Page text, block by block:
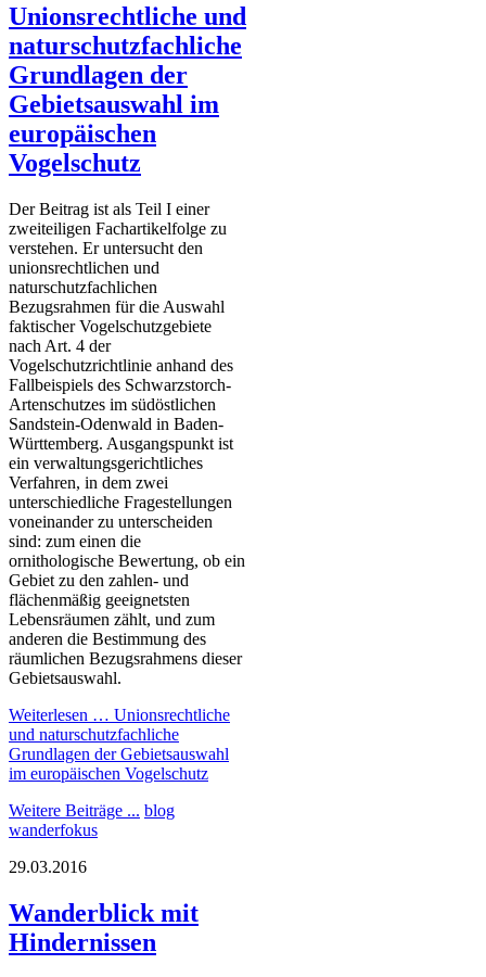
Unionsrechtliche und
naturschutzfachliche
Grundlagen der
Gebietsauswahl im
europäischen
Vogelschutz
Der Beitrag ist als Teil I einer
zweiteiligen Fachartikelfolge zu
verstehen. Er untersucht den
unionsrechtlichen und
naturschutzfachlichen
Bezugsrahmen für die Auswahl
faktischer Vogelschutzgebiete
nach Art. 4 der
Vogelschutzrichtlinie anhand des
Fallbeispiels des Schwarzstorch-
Artenschutzes im südöstlichen
Sandstein-Odenwald in Baden-
Württemberg. Ausgangspunkt ist
ein verwaltungsgerichtliches
Verfahren, in dem zwei
unterschiedliche Fragestellungen
voneinander zu unterscheiden
sind: zum einen die
ornithologische Bewertung, ob ein
Gebiet zu den zahlen- und
flächenmäßig geeignetsten
Lebensräumen zählt, und zum
anderen die Bestimmung des
räumlichen Bezugsrahmens dieser
Gebietsauswahl.
Weiterlesen … Unionsrechtliche
und naturschutzfachliche
Grundlagen der Gebietsauswahl
im europäischen Vogelschutz
Weitere Beiträge ... blog
wanderfokus
29.03.2016
Wanderblick mit
Hindernissen